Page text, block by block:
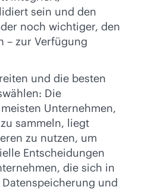
sein und den
noch wichtiger, den
– zur Verfügung
und die besten
Die
Unternehmen,
sammeln, liegt
zu nutzen, um
Entscheidungen
die sich in
und